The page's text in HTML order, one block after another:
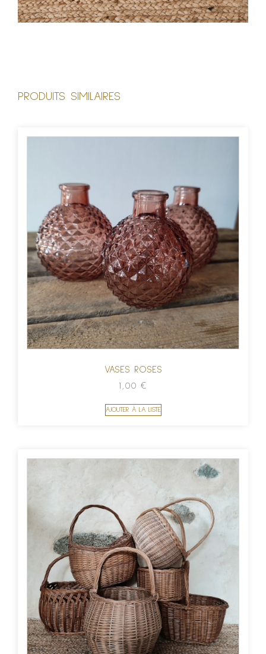
PRODUITS SIMILAIRES
VASES ROSES
1,00 €
AJOUTER À LA LISTE